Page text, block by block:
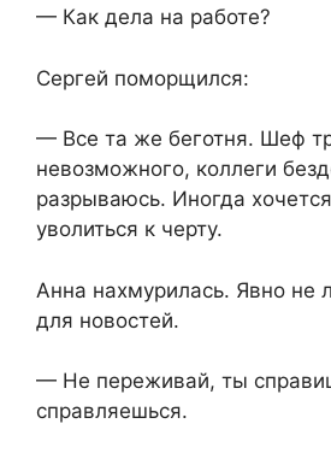
— Как дела на работе?
Сергей поморщился:
— Все та же беготня. Шеф
невозможного, коллеги
разрываюсь. Иногда
уволиться к черту.
Анна нахмурилась. Явно не
для новостей.
— Не переживай, ты
справляешься.